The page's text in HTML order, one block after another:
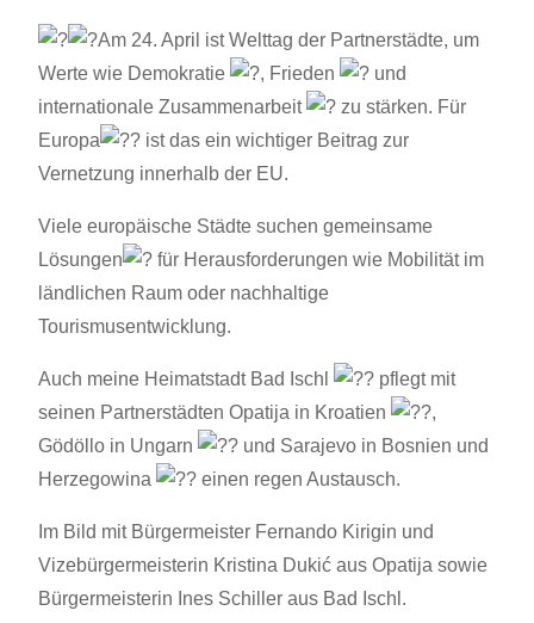
Am 24. April ist Welttag der Partnerstädte, um
Werte wie Demokratie
, Frieden
und
internationale Zusammenarbeit
zu stärken. Für
Europa
ist das ein wichtiger Beitrag zur
Vernetzung innerhalb der EU.
Viele europäische Städte suchen gemeinsame
Lösungen
für Herausforderungen wie Mobilität im
ländlichen Raum oder nachhaltige
Tourismusentwicklung.
Auch meine Heimatstadt Bad Ischl
pflegt mit
seinen Partnerstädten Opatija in Kroatien
,
Gödöllo in Ungarn
und Sarajevo in Bosnien und
Herzegowina
einen regen Austausch.
Im Bild mit Bürgermeister Fernando Kirigin und
Vizebürgermeisterin Kristina Dukić aus Opatija sowie
Bürgermeisterin Ines Schiller aus Bad Ischl.